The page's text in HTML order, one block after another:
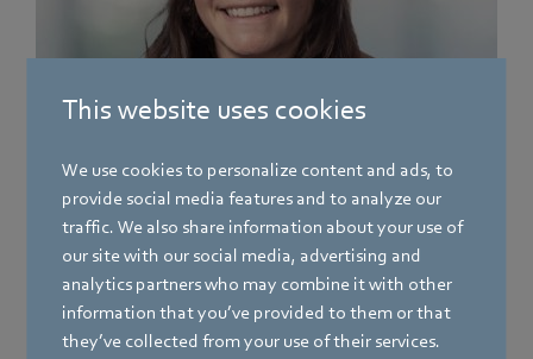
This website uses cookies
We use cookies to personalize content and ads, to
provide social media features and to analyze our
traffic. We also share information about your use of
our site with our social media, advertising and
analytics partners who may combine it with other
information that you’ve provided to them or that
they’ve collected from your use of their services.
Katherina Fleig
Team HR
Telefon
+49 7724 81-1507